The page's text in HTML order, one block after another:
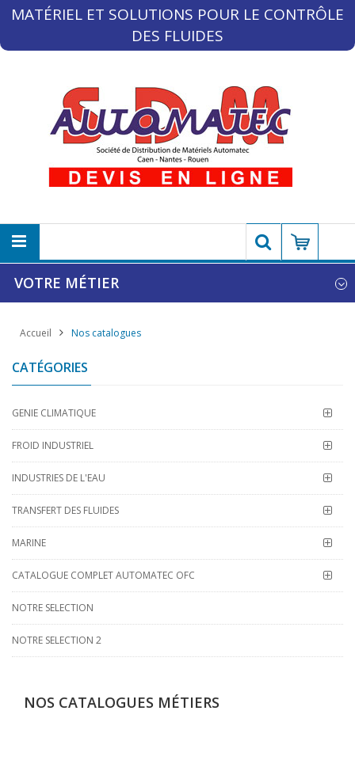
MATÉRIEL ET SOLUTIONS POUR LE CONTRÔLE
DES FLUIDES
VOTRE MÉTIER
Accueil Nos catalogues
CATÉGORIES
GENIE CLIMATIQUE
FROID INDUSTRIEL
INDUSTRIES DE L'EAU
TRANSFERT DES FLUIDES
MARINE
CATALOGUE COMPLET AUTOMATEC OFC
NOTRE SELECTION
NOTRE SELECTION 2
NOS CATALOGUES MÉTIERS